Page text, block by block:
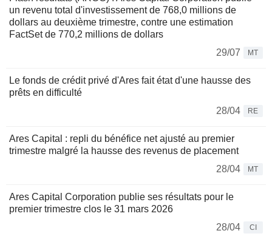
un revenu total d'investissement de 768,0 millions de
dollars au deuxième trimestre, contre une estimation
FactSet de 770,2 millions de dollars
29/07
MT
Le fonds de crédit privé d'Ares fait état d'une hausse des
prêts en difficulté
28/04
RE
Ares Capital : repli du bénéfice net ajusté au premier
trimestre malgré la hausse des revenus de placement
28/04
MT
Ares Capital Corporation publie ses résultats pour le
premier trimestre clos le 31 mars 2026
28/04
CI